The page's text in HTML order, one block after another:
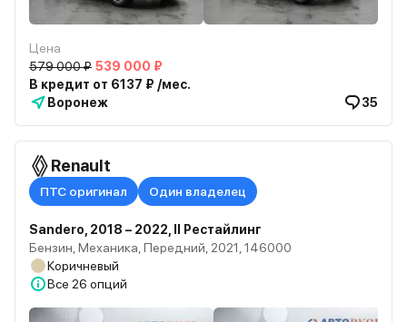
Цена
579 000 ₽ 539 000 ₽
В кредит от 6137 ₽ /мес.
Воронеж
35
Renault
ПТС оригинал Один владелец
Sandero, 2018 – 2022, II Рестайлинг
Бензин, Механика, Передний, 2021, 146000
Коричневый
Все 26 опций